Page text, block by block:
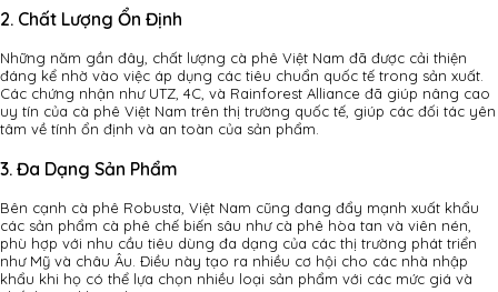
2. Chất Lượng Ổn Định
Những năm gần đây, chất lượng cà phê Việt Nam đã được cải thiện
đáng kể nhờ vào việc áp dụng các tiêu chuẩn quốc tế trong sản xuất.
Các chứng nhận như UTZ, 4C, và Rainforest Alliance đã giúp nâng cao
uy tín của cà phê Việt Nam trên thị trường quốc tế, giúp các đối tác yên
tâm về tính ổn định và an toàn của sản phẩm.
3. Đa Dạng Sản Phẩm
Bên cạnh cà phê Robusta, Việt Nam cũng đang đẩy mạnh xuất khẩu
các sản phẩm cà phê chế biến sâu như cà phê hòa tan và viên nén,
phù hợp với nhu cầu tiêu dùng đa dạng của các thị trường phát triển
như Mỹ và châu Âu. Điều này tạo ra nhiều cơ hội cho các nhà nhập
khẩu khi họ có thể lựa chọn nhiều loại sản phẩm với các mức giá và